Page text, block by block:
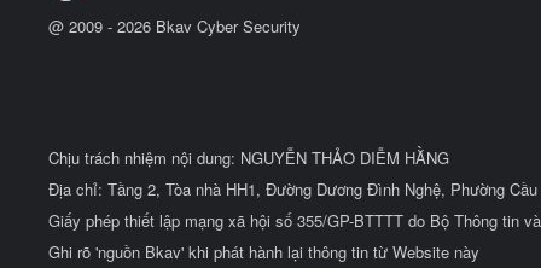
@ 2009 - 2026 Bkav Cyber Security
Chịu trách nhiệm nội dung: NGUYỄN THẢO DIỄM HẰNG
Địa chỉ: Tầng 2, Tòa nhà HH1, Đường Dương Đình Nghệ, Phường
Giấy phép thiết lập mạng xã hội số 355/GP-BTTTT do Bộ Thông tin
Ghi rõ 'nguồn Bkav' khi phát hành lại thông tin từ Website này